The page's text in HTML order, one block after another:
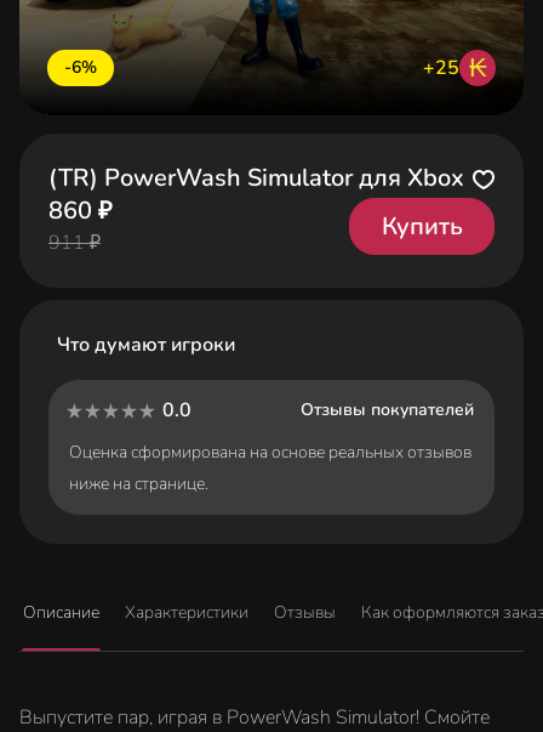
-6% +25 ₭
(TR) PowerWash Simulator для Xbox
860 ₽
911 ₽
Купить
Что думают игроки
0.0
Отзывы покупателей
Оценка сформирована на основе реальных отзывов
ниже на странице.
Описание Характеристики Отзывы Как оформляются
Выпустите пар, играя в PowerWash Simulator! Смойте